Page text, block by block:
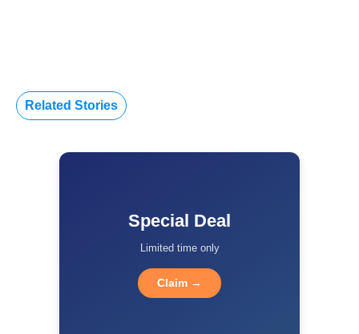
Related Stories
Special Deal
Limited time only
Claim →